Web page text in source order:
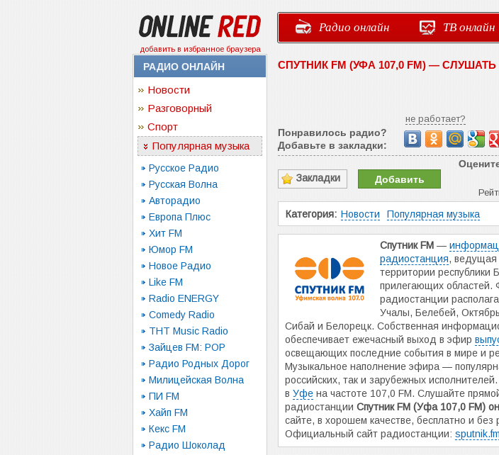
добавить в избранное браузера
Радио онлайн ТВ онлайн
РАДИО ОНЛАЙН
Новости
Разговорный
Спорт
Популярная музыка
Русское Радио
Русская Волна
Авторадио
Европа Плюс
Хит FM
Юмор FM
Новое Радио
Like FM
Radio ENERGY
Comedy Radio
ТНТ Music Radio
Зайцев FM: POP
Радио Родных Дорог
Милицейская Волна
ПИ FM
Хайп FM
Кекс FM
Радио Шоколад
СПУТНИК FM (УФА 107,0 FM) —
не работает?
Понравилось радио?
Добавьте в закладки:
Закладки Добавить
Категория: Новости Популярная музыка
Спутник FM —
радиостанция,
территории республики
прилегающих областей.
радиостанции
Учалы, Белебей,
Сибай и Белорецк. Собственная
обеспечивает ежечасный выход в эфир
освещающих последние события в мире и
Музыкальное наполнение эфира —
российских, так и зарубежных
в Уфе на частоте 107,0 FM. Слушайте
радиостанции Спутник FM (Уфа 107,0 FM)
сайте, в хорошем качестве, бесплатно и без
Официальный сайт радиостанции: sputnik.fm